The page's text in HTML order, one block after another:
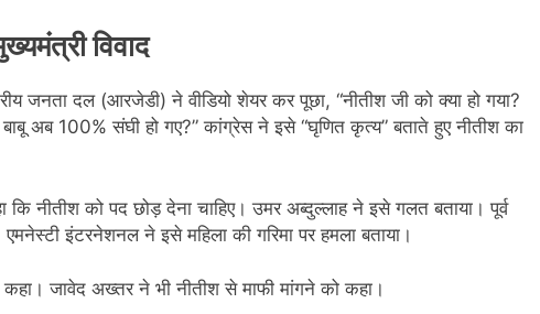
विवाद
जनता दल (आरजेडी) ने वीडियो शेयर कर पूछा, “नीतीश जी को क्या हो गया?
अब 100% संघी हो गए?” कांग्रेस ने इसे “घृणित कृत्य” बताते हुए नीतीश का
कि नीतीश को पद छोड़ देना चाहिए। उमर अब्दुल्लाह ने इसे गलत बताया। पूर्व
इंटरनेशनल ने इसे महिला की गरिमा पर हमला बताया।
जावेद अख्तर ने भी नीतीश से माफी मांगने को कहा।